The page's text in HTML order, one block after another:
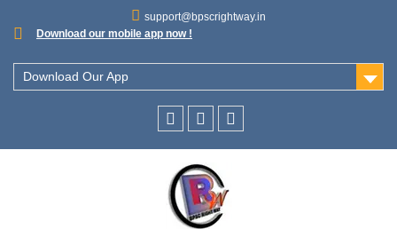
support@bpscrightway.in
Download our mobile app now !
Download Our App